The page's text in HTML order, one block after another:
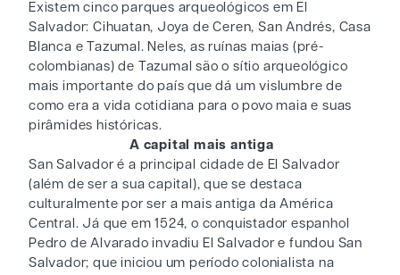
Existem cinco parques arqueológicos em El
Salvador: Cihuatan, Joya de Ceren, San Andrés, Casa
Blanca e Tazumal. Neles, as ruínas maias (pré-
colombianas) de Tazumal são o sítio arqueológico
mais importante do país que dá um vislumbre de
como era a vida cotidiana para o povo maia e suas
pirâmides históricas.
A capital mais antiga
San Salvador é a principal cidade de El Salvador
(além de ser a sua capital), que se destaca
culturalmente por ser a mais antiga da América
Central. Já que em 1524, o conquistador espanhol
Pedro de Alvarado invadiu El Salvador e fundou San
Salvador; que iniciou um período colonialista na